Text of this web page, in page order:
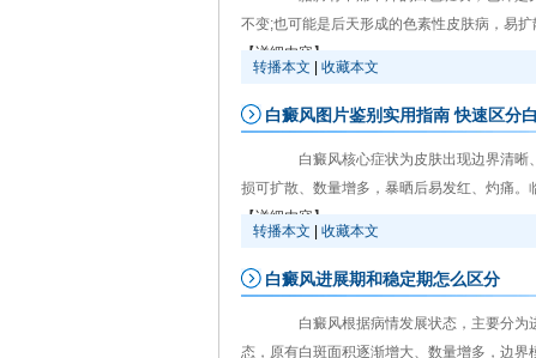
不变;也可能是后天形成的色素性皮肤病，易
【详细内容】
转播本文
收藏本文
白癜风图片鉴别实用指南 快速区分
白癜风核心症状为皮肤出现边界清晰
损可扩散、数量增多，暴晒后易发红、灼痛
【详细内容】
转播本文
收藏本文
白癜风进展期和稳定期怎么区分
白癜风根据病情发展状态，主要分为
态，原有白斑面积逐渐增大、数量增多，边